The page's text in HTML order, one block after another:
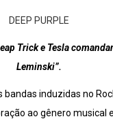
DEEP PURPLE
Trick e Tesla
Leminski”.
induzidas no
ao gênero musical